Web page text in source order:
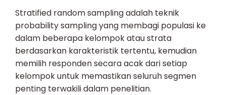
Stratified random sampling adalah teknik
probability sampling yang membagi populasi ke
dalam beberapa kelompok atau strata
berdasarkan karakteristik tertentu, kemudian
memilih responden secara acak dari setiap
kelompok untuk memastikan seluruh segmen
penting terwakili dalam penelitian.